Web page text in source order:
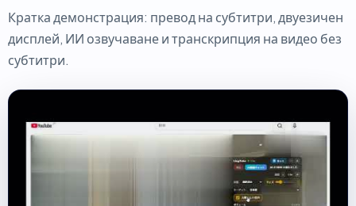
Кратка демонстрация: превод на субтитри, двуезичен
дисплей, ИИ озвучаване и транскрипция на видео без
субтитри.